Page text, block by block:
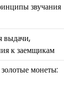
звучания
выдачи,
к заемщикам
монеты: